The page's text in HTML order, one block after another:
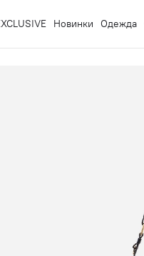
Новинки Одежда